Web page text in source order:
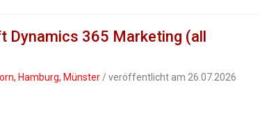
365 Marketing (all
Hamburg, Münster/ veröffentlicht am 26.07.2026